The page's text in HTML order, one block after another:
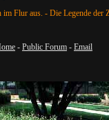
Flur aus. - Die Legende der
- Public Forum - Email